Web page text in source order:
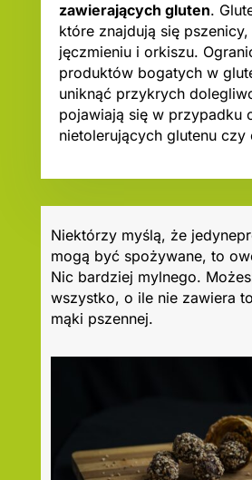
zawierających gluten.
które znajdują się
jęczmieniu i orkiszu.
produktów bogatych w
uniknąć przykrych
pojawiają się w przypadku
nietolerujących glutenu czy
Niektórzy myślą, że
mogą być spożywane, to
Nic bardziej mylnego.
wszystko, o ile nie zawiera
mąki pszennej.